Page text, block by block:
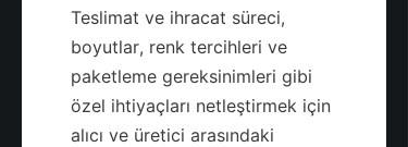
Teslimat ve ihracat süreci,
boyutlar, renk tercihleri ve
paketleme gereksinimleri gibi
özel ihtiyaçları netleştirmek için
alıcı ve üretici arasındaki